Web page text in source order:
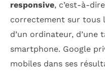
responsive, c’est-à-
correctement sur tous
d’un ordinateur, d’une
smartphone. Google
mobiles dans ses